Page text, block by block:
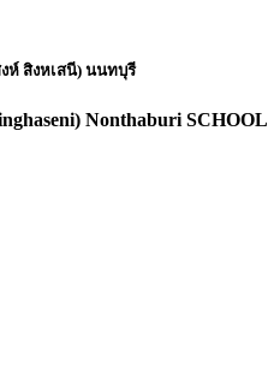
ห์ สิงหเสนี) นนทบุรี
Nonthaburi SCHOOL